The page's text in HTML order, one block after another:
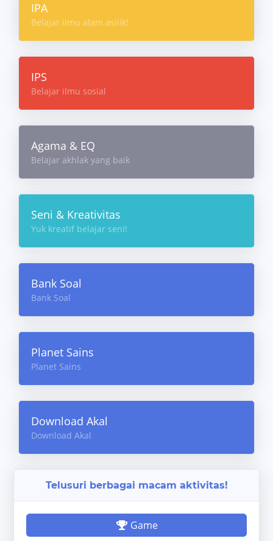
IPA
Belajar ilmu alam asiiik!
IPS
Belajar ilmu sosial
Agama & EQ
Belajar akhlak yang baik
Seni & Kreativitas
Yuk kreatif belajar seni!
Bank Soal
Bank Soal
Planet Sains
Planet Sains
Download Akal
Download Akal
Telusuri berbagai macam aktivitas!
Game